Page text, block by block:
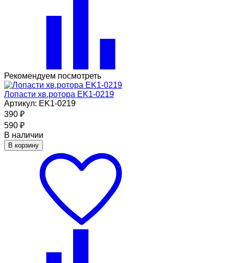
Рекомендуем посмотреть
Лопасти хв.ротора EK1-0219
Артикул: EK1-0219
390 ₽
590 ₽
В наличии
В корзину